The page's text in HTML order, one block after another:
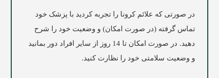
در صورتی که علائم کرونا را تجربه کردید با پزشک خود
تماس گرفته (در صورت امکان) و وضعیت خود را شرح
دهید. در صورت امکان تا 14 روز از سایر افراد دور بمانید
و وضعیت سلامتی خود را نظارت کنید.